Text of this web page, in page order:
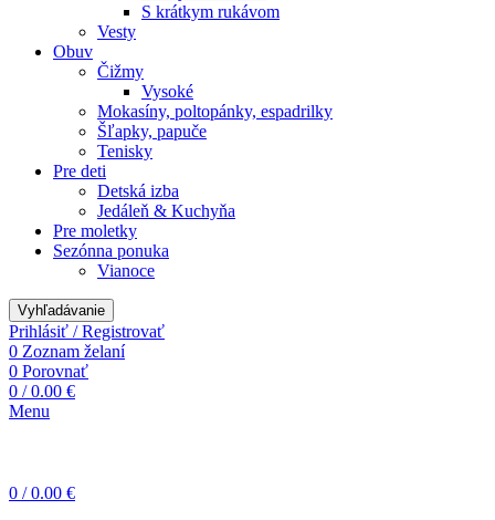
S krátkym rukávom
Vesty
Obuv
Čižmy
Vysoké
Mokasíny, poltopánky, espadrilky
Šľapky, papuče
Tenisky
Pre deti
Detská izba
Jedáleň & Kuchyňa
Pre moletky
Sezónna ponuka
Vianoce
Vyhľadávanie
Prihlásiť / Registrovať
0 Zoznam želaní
0 Porovnať
0 / 0.00 €
Menu
0 / 0.00 €